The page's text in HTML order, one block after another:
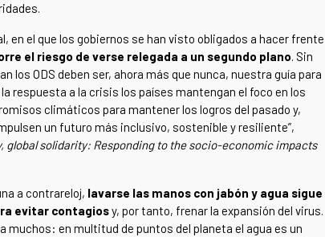
en el que los gobiernos se han visto obligados a hacer frente
el riesgo de verse relegada a un segundo plano. Sin
los ODS deben ser, ahora más que nunca, nuestra guía para
respuesta a la crisis los países mantengan el foco en los
climáticos para mantener los logros del pasado y,
un futuro más inclusivo, sostenible y resiliente”,
global solidarity: Responding to the socio-economic impacts
a contrareloj, lavarse las manos con jabón y agua sigue
evitar contagiosy, por tanto, frenar la expansión del virus.
muchos: en multitud de puntos del planeta el agua es un